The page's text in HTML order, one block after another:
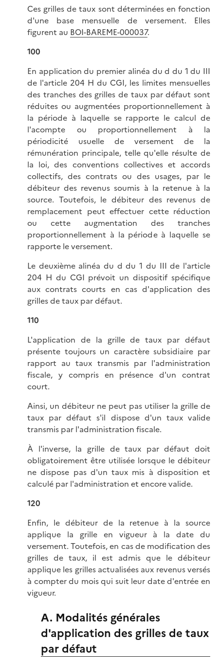
Ces grilles de taux sont déterminées en fonction
d'une base mensuelle de versement. Elles
figurent au BOI-BAREME-000037.
100
En application du premier alinéa du d du 1 du III
de l'article 204 H du CGI, les limites mensuelles
des tranches des grilles de taux par défaut sont
réduites ou augmentées proportionnellement à
la période à laquelle se rapporte le calcul de
l'acompte ou proportionnellement à la
périodicité usuelle de versement de la
rémunération principale, telle qu'elle résulte de
la loi, des conventions collectives et accords
collectifs, des contrats ou des usages, par le
débiteur des revenus soumis à la retenue à la
source. Toutefois, le débiteur des revenus de
remplacement peut effectuer cette réduction
ou cette augmentation des tranches
proportionnellement à la période à laquelle se
rapporte le versement.
Le deuxième alinéa du d du 1 du III de l'article
204 H du CGI prévoit un dispositif spécifique
aux contrats courts en cas d'application des
grilles de taux par défaut.
110
L'application de la grille de taux par défaut
présente toujours un caractère subsidiaire par
rapport au taux transmis par l'administration
fiscale, y compris en présence d'un contrat
court.
Ainsi, un débiteur ne peut pas utiliser la grille de
taux par défaut s'il dispose d'un taux valide
transmis par l'administration fiscale.
À l'inverse, la grille de taux par défaut doit
obligatoirement être utilisée lorsque le débiteur
ne dispose pas d'un taux mis à disposition et
calculé par l'administration et encore valide.
120
Enfin, le débiteur de la retenue à la source
applique la grille en vigueur à la date du
versement. Toutefois, en cas de modification des
grilles de taux, il est admis que le débiteur
applique les grilles actualisées aux revenus versés
à compter du mois qui suit leur date d'entrée en
vigueur.
A. Modalités générales
d'application des grilles de taux
par défaut